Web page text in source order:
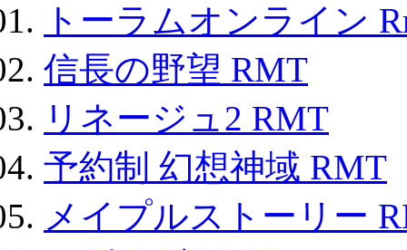
トーラムオンライン
信長の野望 RMT
リネージュ2 RMT
予約制 幻想神域 RMT
メイプルストーリー